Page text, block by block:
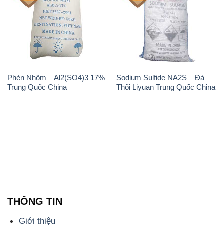
Phèn Nhôm – Al2(SO4)3 17%
Trung Quốc China
Sodium Sulfide NA2S – Đá
Thối Liyuan Trung Quốc China
THÔNG TIN
Giới thiệu